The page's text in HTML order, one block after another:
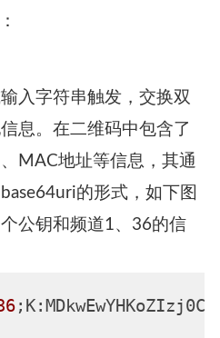
Protocol
过DPP协议来完成后续
也可以是AP设备。
入字符串触发，交换双